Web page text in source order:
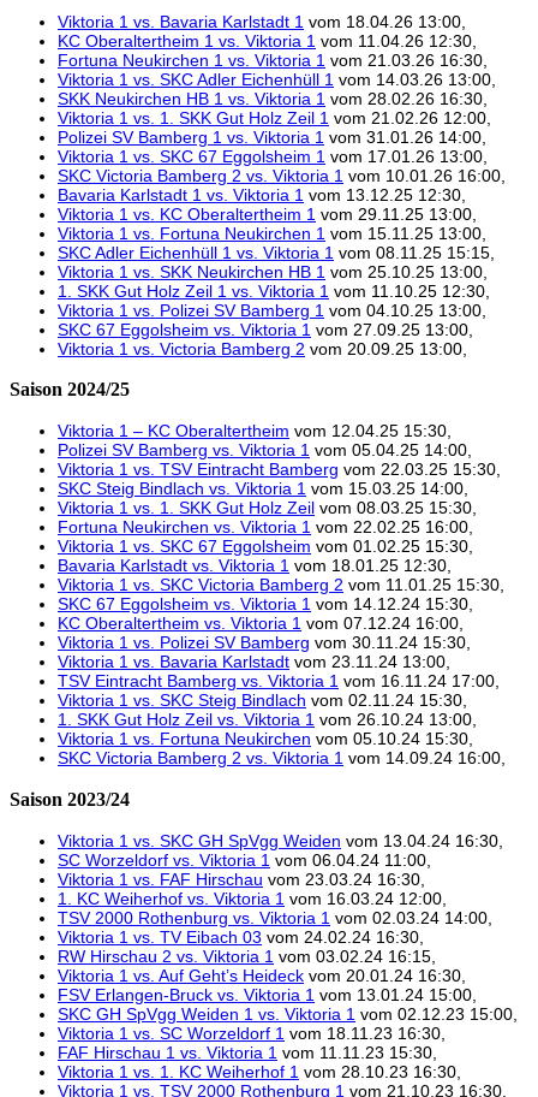
Viktoria 1 vs. Bavaria Karlstadt 1 vom 18.04.26 13:00,
KC Oberaltertheim 1 vs. Viktoria 1 vom 11.04.26 12:30,
Fortuna Neukirchen 1 vs. Viktoria 1 vom 21.03.26 16:30,
Viktoria 1 vs. SKC Adler Eichenhüll 1 vom 14.03.26 13:00,
SKK Neukirchen HB 1 vs. Viktoria 1 vom 28.02.26 16:30,
Viktoria 1 vs. 1. SKK Gut Holz Zeil 1 vom 21.02.26 12:00,
Polizei SV Bamberg 1 vs. Viktoria 1 vom 31.01.26 14:00,
Viktoria 1 vs. SKC 67 Eggolsheim 1 vom 17.01.26 13:00,
SKC Victoria Bamberg 2 vs. Viktoria 1 vom 10.01.26 16:00,
Bavaria Karlstadt 1 vs. Viktoria 1 vom 13.12.25 12:30,
Viktoria 1 vs. KC Oberaltertheim 1 vom 29.11.25 13:00,
Viktoria 1 vs. Fortuna Neukirchen 1 vom 15.11.25 13:00,
SKC Adler Eichenhüll 1 vs. Viktoria 1 vom 08.11.25 15:15,
Viktoria 1 vs. SKK Neukirchen HB 1 vom 25.10.25 13:00,
1. SKK Gut Holz Zeil 1 vs. Viktoria 1 vom 11.10.25 12:30,
Viktoria 1 vs. Polizei SV Bamberg 1 vom 04.10.25 13:00,
SKC 67 Eggolsheim vs. Viktoria 1 vom 27.09.25 13:00,
Viktoria 1 vs. Victoria Bamberg 2 vom 20.09.25 13:00,
Saison 2024/25
Viktoria 1 – KC Oberaltertheim vom 12.04.25 15:30,
Polizei SV Bamberg vs. Viktoria 1 vom 05.04.25 14:00,
Viktoria 1 vs. TSV Eintracht Bamberg vom 22.03.25 15:30,
SKC Steig Bindlach vs. Viktoria 1 vom 15.03.25 14:00,
Viktoria 1 vs. 1. SKK Gut Holz Zeil vom 08.03.25 15:30,
Fortuna Neukirchen vs. Viktoria 1 vom 22.02.25 16:00,
Viktoria 1 vs. SKC 67 Eggolsheim vom 01.02.25 15:30,
Bavaria Karlstadt vs. Viktoria 1 vom 18.01.25 12:30,
Viktoria 1 vs. SKC Victoria Bamberg 2 vom 11.01.25 15:30,
SKC 67 Eggolsheim vs. Viktoria 1 vom 14.12.24 15:30,
KC Oberaltertheim vs. Viktoria 1 vom 07.12.24 16:00,
Viktoria 1 vs. Polizei SV Bamberg vom 30.11.24 15:30,
Viktoria 1 vs. Bavaria Karlstadt vom 23.11.24 13:00,
TSV Eintracht Bamberg vs. Viktoria 1 vom 16.11.24 17:00,
Viktoria 1 vs. SKC Steig Bindlach vom 02.11.24 15:30,
1. SKK Gut Holz Zeil vs. Viktoria 1 vom 26.10.24 13:00,
Viktoria 1 vs. Fortuna Neukirchen vom 05.10.24 15:30,
SKC Victoria Bamberg 2 vs. Viktoria 1 vom 14.09.24 16:00,
Saison 2023/24
Viktoria 1 vs. SKC GH SpVgg Weiden vom 13.04.24 16:30,
SC Worzeldorf vs. Viktoria 1 vom 06.04.24 11:00,
Viktoria 1 vs. FAF Hirschau vom 23.03.24 16:30,
1. KC Weiherhof vs. Viktoria 1 vom 16.03.24 12:00,
TSV 2000 Rothenburg vs. Viktoria 1 vom 02.03.24 14:00,
Viktoria 1 vs. TV Eibach 03 vom 24.02.24 16:30,
RW Hirschau 2 vs. Viktoria 1 vom 03.02.24 16:15,
Viktoria 1 vs. Auf Geht’s Heideck vom 20.01.24 16:30,
FSV Erlangen-Bruck vs. Viktoria 1 vom 13.01.24 15:00,
SKC GH SpVgg Weiden 1 vs. Viktoria 1 vom 02.12.23 15:00,
Viktoria 1 vs. SC Worzeldorf 1 vom 18.11.23 16:30,
FAF Hirschau 1 vs. Viktoria 1 vom 11.11.23 15:30,
Viktoria 1 vs. 1. KC Weiherhof 1 vom 28.10.23 16:30,
Viktoria 1 vs. TSV 2000 Rothenburg 1 vom 21.10.23 16:30,